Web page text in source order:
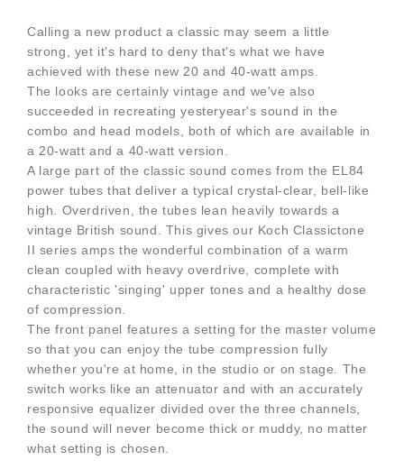
Calling a new product a classic may seem a little
strong, yet it's hard to deny that's what we have
achieved with these new 20 and 40-watt amps.
The looks are certainly vintage and we've also
succeeded in recreating yesteryear's sound in the
combo and head models, both of which are available in
a 20-watt and a 40-watt version.
A large part of the classic sound comes from the EL84
power tubes that deliver a typical crystal-clear, bell-like
high. Overdriven, the tubes lean heavily towards a
vintage British sound. This gives our Koch Classictone
II series amps the wonderful combination of a warm
clean coupled with heavy overdrive, complete with
characteristic 'singing' upper tones and a healthy dose
of compression.
​The front panel features a setting for the master volume
so that you can enjoy the tube compression fully
whether you're at home, in the studio or on stage. The
switch works like an attenuator and with an accurately
responsive equalizer divided over the three channels,
the sound will never become thick or muddy, no matter
what setting is chosen.